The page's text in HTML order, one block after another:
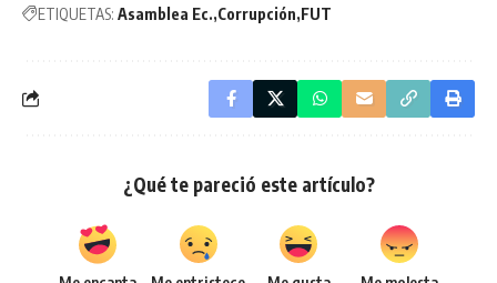
ETIQUETAS: Asamblea Ec. Corrupción FUT
¿Qué te pareció este artículo?